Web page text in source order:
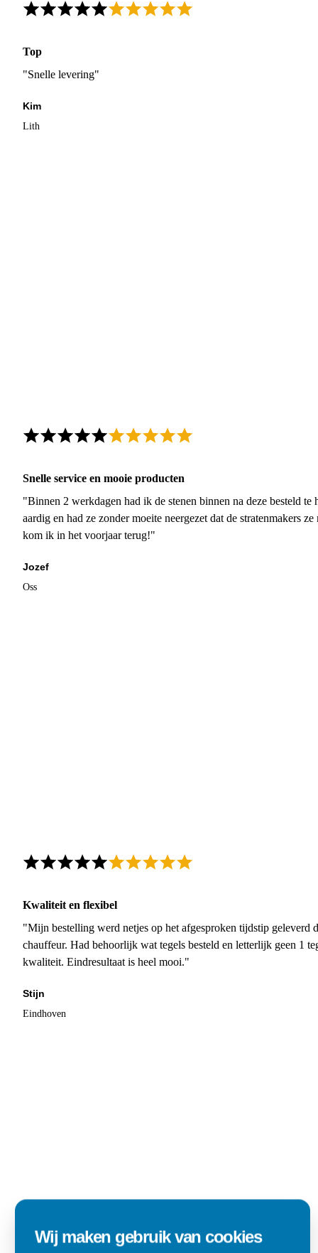
Top
"Snelle levering"
Kim
Lith
Snelle service en mooie producten
"Binnen 2 werkdagen had ik de stenen binnen na deze besteld
aardig en had ze zonder moeite neergezet dat de stratenmakers
kom ik in het voorjaar terug!"
Jozef
Oss
Kwaliteit en flexibel
"Mijn bestelling werd netjes op het afgesproken tijdstip geleverd
chauffeur. Had behoorlijk wat tegels besteld en letterlijk geen 1
kwaliteit. Eindresultaat is heel mooi."
Stijn
Eindhoven
Wij maken gebruik van cookies